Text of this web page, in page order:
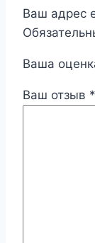
Ваш адрес
Ваша
Ваш отзыв *